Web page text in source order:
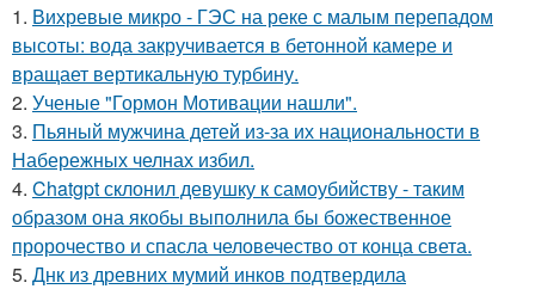
1. Вихревые микро - ГЭС на реке с малым перепадом
высоты: вода закручивается в бетонной камере и
вращает вертикальную турбину.
2. Ученые "Гормон Мотивации нашли".
3. Пьяный мужчина детей из-за их национальности в
Набережных челнах избил.
4. Chatgpt склонил девушку к самоубийству - таким
образом она якобы выполнила бы божественное
пророчество и спасла человечество от конца света.
5. Днк из древних мумий инков подтвердила